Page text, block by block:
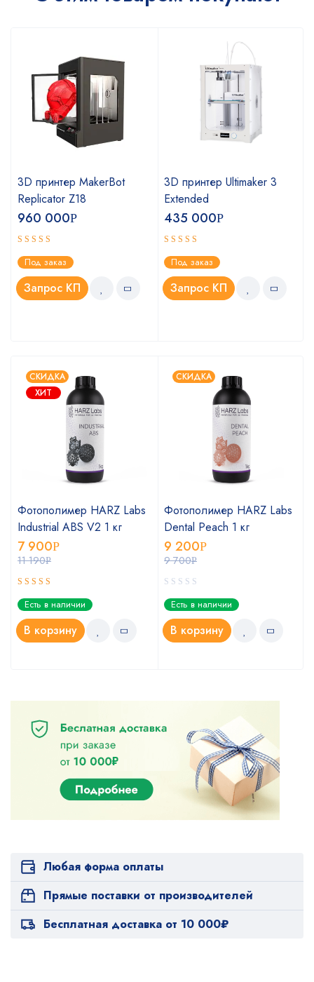
3D принтер MakerBot
Replicator Z18
960 000Р
Оценка
4.75из 5
Под заказ
Запрос КП
3D принтер Ultimaker 3
Extended
435 000Р
Оценка
5.00из 5
Под заказ
Запрос КП
СКИДКА
ХИТ
Фотополимер HARZ Labs
Industrial ABS V2 1 кг
11 190Р
7 900Р
Оценка
5.00из 5
Есть в наличии
В корзину
СКИДКА
Фотополимер HARZ Labs
Dental Peach 1 кг
9 700Р
9 200Р
Есть в наличии
В корзину
Любая форма оплаты
Прямые поставки от производителей
Бесплатная доставка от 10 000₽